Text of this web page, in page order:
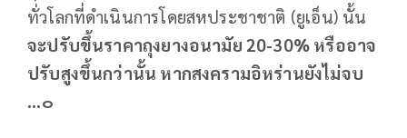
ทั่วโลกที่ดำเนินการโดยสหประชาชาติ (ยูเอ็น) นั้น
จะปรับขึ้นราคาถุงยางอนามัย 20-30% หรืออาจ
ปรับสูงขึ้นกว่านั้น หากสงครามอิหร่านยังไม่จบ
...๐